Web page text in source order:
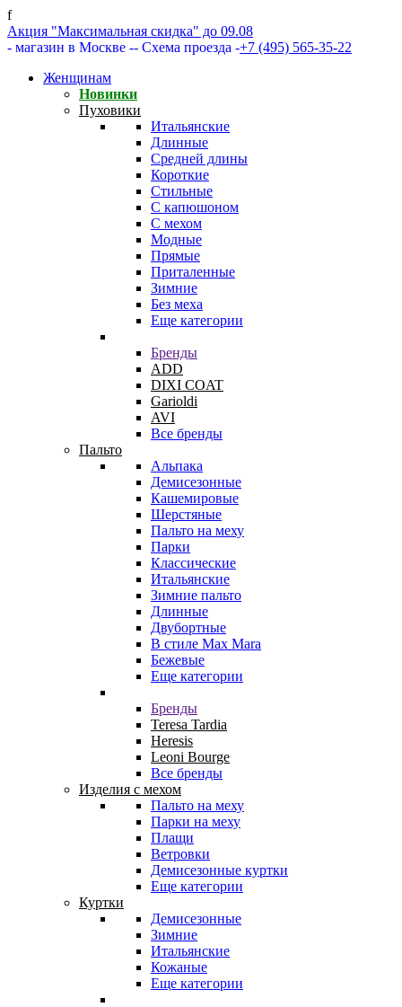
f
Акция "Максимальная скидка" до 09.08
- магазин в Москве -- Схема проезда -+7 (495) 565-35-22
Женщинам
Новинки
Пуховики
Итальянские
Длинные
Средней длины
Короткие
Стильные
С капюшоном
С мехом
Модные
Прямые
Приталенные
Зимние
Без меха
Еще категории
Бренды
ADD
DIXI COAT
Garioldi
AVI
Все бренды
Пальто
Альпака
Демисезонные
Кашемировые
Шерстяные
Пальто на меху
Парки
Классические
Итальянские
Зимние пальто
Длинные
Двубортные
В стиле Max Mara
Бежевые
Еще категории
Бренды
Teresa Tardia
Heresis
Leoni Bourge
Все бренды
Изделия с мехом
Пальто на меху
Парки на меху
Плащи
Ветровки
Демисезонные куртки
Еще категории
Куртки
Демисезонные
Зимние
Итальянские
Кожаные
Еще категории